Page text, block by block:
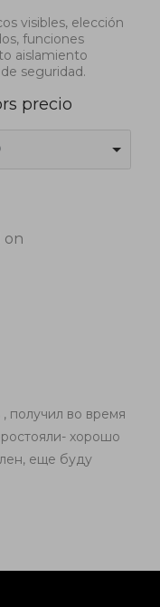
visibles, elección
funciones
aislamiento
seguridad.
precio
on
получил во время
хорошо
еще буду